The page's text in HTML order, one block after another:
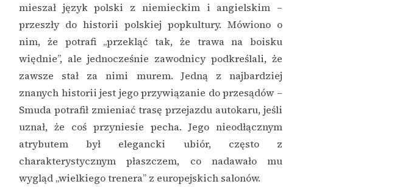
mieszał język polski z niemieckim i angielskim –
przeszły do historii polskiej popkultury. Mówiono o
nim, że potrafi „przekląć tak, że trawa na boisku
więdnie”, ale jednocześnie zawodnicy podkreślali, że
zawsze stał za nimi murem. Jedną z najbardziej
znanych historii jest jego przywiązanie do przesądów –
Smuda potrafił zmieniać trasę przejazdu autokaru, jeśli
uznał, że coś przyniesie pecha. Jego nieodłącznym
atrybutem był elegancki ubiór, często z
charakterystycznym płaszczem, co nadawało mu
wygląd „wielkiego trenera” z europejskich salonów.